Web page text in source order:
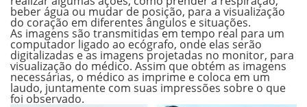
beber água ou mudar de posição, para a visualização
do coração em diferentes ângulos e situações.
As imagens são transmitidas em tempo real para um
computador ligado ao ecógrafo, onde elas serão
digitalizadas e as imagens projetadas no monitor, para
visualização do médico. Assim que obtém as imagens
necessárias, o médico as imprime e coloca em um
laudo, juntamente com suas impressões sobre o que
foi observado.